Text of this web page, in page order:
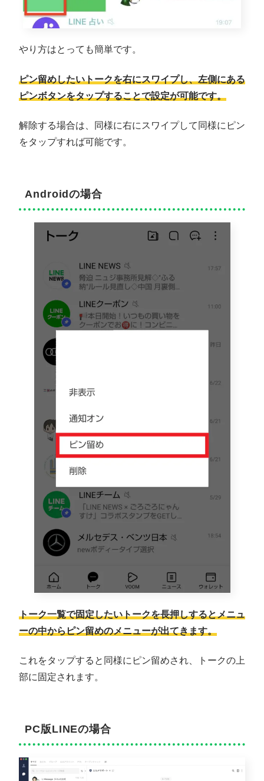
やり方はとっても簡単です。
ピン留めしたいトークを右にスワイプし、左側にある
ピンボタンをタップすることで設定が可能です。
解除する場合は、同様に右にスワイプして同様にピン
をタップすれば可能です。
Androidの場合
トーク一覧で固定したいトークを長押しするとメニュ
ーの中からピン留めのメニューが出てきます。
これをタップすると同様にピン留めされ、トークの上
部に固定されます。
PC版LINEの場合